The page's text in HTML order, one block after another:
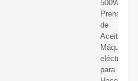
500W
Prensa
de
Aceite
Máquina
eléctrica
para